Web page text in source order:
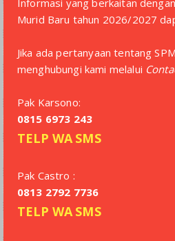
Informasi yang berkaitan
Murid Baru tahun 2026/2027
Jika ada pertanyaan tentang
menghubungi kami melalui
Pak Karsono:
0815 6973 243
TELP WA SMS
Pak Castro :
0813 2792 7736
TELP WA SMS